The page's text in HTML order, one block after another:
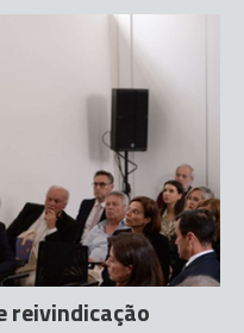
reivindicação